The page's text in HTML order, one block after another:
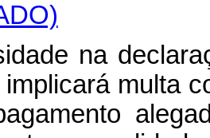
na
multa